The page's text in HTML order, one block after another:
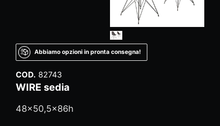
Abbiamo opzioni in pronta consegna!
COD. 82743
WIRE sedia
48x50,5x86h